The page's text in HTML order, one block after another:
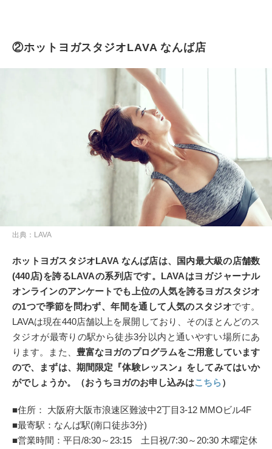
②ホットヨガスタジオLAVA なんば店
出典：LAVA
ホットヨガスタジオLAVA なんば店は、国内最大級の店舗数
(440店)を誇るLAVAの系列店です。 LAVAはヨガジャーナル
オンラインのアンケートでも上位の人気を誇るヨガスタジオ
の1つで季節を問わず、年間を通して人気のスタジオです。
LAVAは現在440店舗以上を展開しており、そのほとんどのス
タジオが最寄りの駅から徒歩3分以内と通いやすい場所にあ
ります。また、 豊富なヨガのプログラムをご用意しています
ので、まずは、期間限定『体験レッスン』をしてみてはいか
がでしょうか。（おうちヨガのお申し込みはこちら）
■住所： 大阪府大阪市浪速区難波中2丁目3-12 MMOビル4F
■最寄駅：なんば駅(南口徒歩3分)
■営業時間：平日/8:30～23:15 土日祝/7:30～20:30 木曜定休